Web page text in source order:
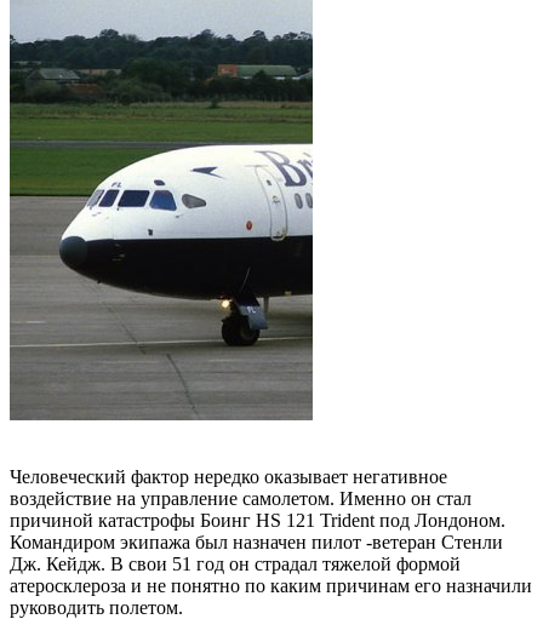
Человеческий фактор нередко оказывает негативное
воздействие на управление самолетом. Именно он стал
причиной катастрофы Боинг HS 121 Trident под Лондоном.
Командиром экипажа был назначен пилот -ветеран Стенли
Дж. Кейдж. В свои 51 год он страдал тяжелой формой
атеросклероза и не понятно по каким причинам его назначили
руководить полетом.